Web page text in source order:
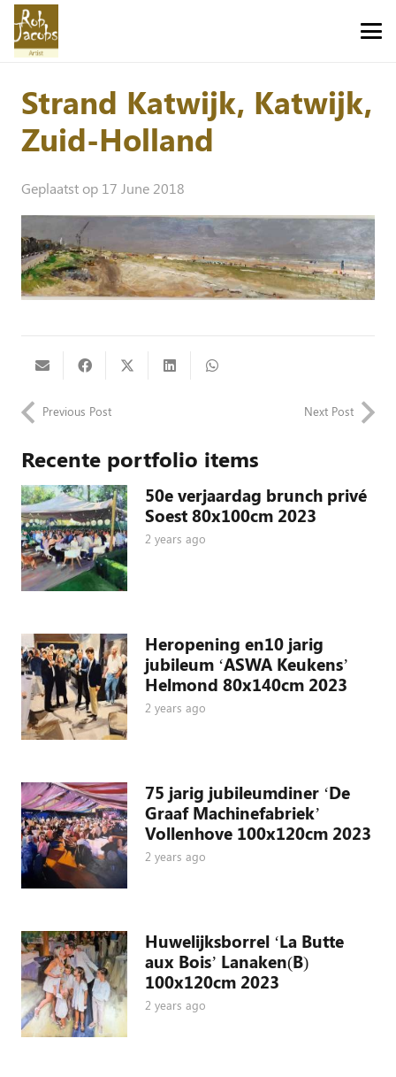
Strand Katwijk, Katwijk,
Zuid-Holland
Geplaatst op 17 June 2018
Previous Post Next Post
Recente portfolio items
50e verjaardag brunch privé
Soest 80x100cm 2023
2 years ago
Heropening en10 jarig
jubileum ‘ASWA Keukens’
Helmond 80x140cm 2023
2 years ago
75 jarig jubileumdiner ‘De
Graaf Machinefabriek’
Vollenhove 100x120cm 2023
2 years ago
Huwelijksborrel ‘La Butte
aux Bois’ Lanaken(B)
100x120cm 2023
2 years ago